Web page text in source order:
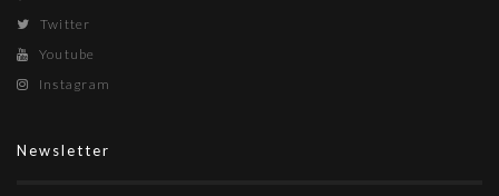
Twitter
Youtube
Instagram
Newsletter